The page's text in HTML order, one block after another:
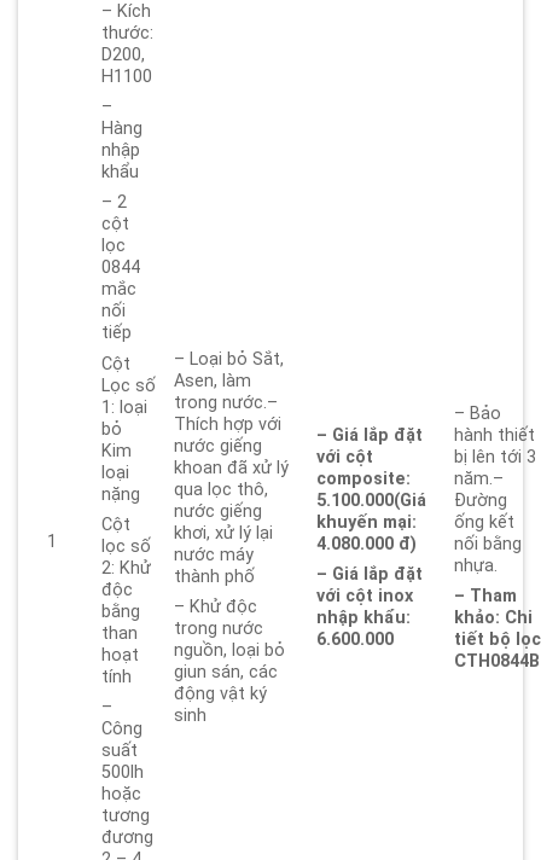
1
– Kích
thước:
D200,
H1100
–
Hàng
nhập
khẩu
– 2
cột
lọc
0844
mắc
nối
tiếp
Cột
Lọc số
1: loại
bỏ
Kim
loại
nặng
Cột
lọc số
2: Khử
độc
bằng
than
hoạt
tính
–
Công
suất
500lh
hoặc
tương
đương
– Loại bỏ Sắt,
Asen, làm
trong nước.–
Thích hợp với
nước giếng
khoan đã xử lý
qua lọc thô,
nước giếng
khơi, xử lý lại
nước máy
thành phố
– Khử độc
trong nước
nguồn, loại bỏ
giun sán, các
động vật ký
sinh
– Giá lắp đặt
với cột
composite:
5.100.000(Giá
khuyến mại:
4.080.000 đ)
– Giá lắp đặt
với cột inox
nhập khẩu:
6.600.000
– Bảo
hành thiết
bị lên tới 3
năm.–
Đường
ống kết
nối bằng
nhựa.
– Tham
khảo: Chi
tiết bộ lọc
CTH0844B